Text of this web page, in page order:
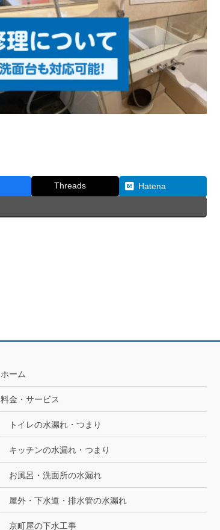
Threads Hatena
ホーム
料金・サービス
トイレの水漏れ・つまり
キッチンの水漏れ・つまり
お風呂・洗面所の水漏れ
屋外・下水道・排水管の水漏れ
京町屋の下水工事